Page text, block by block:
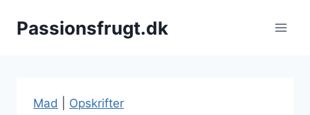
Passionsfrugt.dk
Mad Opskrifter